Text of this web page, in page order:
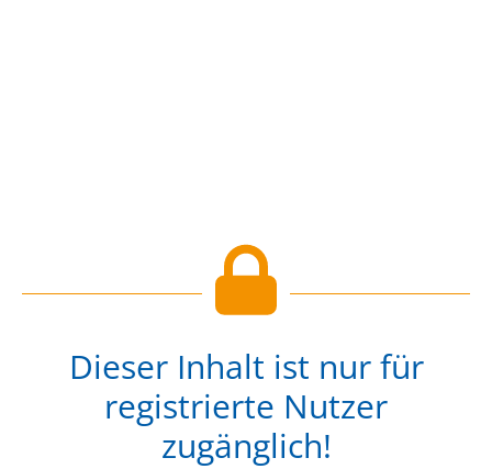
Dieser Inhalt ist nur für
registrierte Nutzer
zugänglich!